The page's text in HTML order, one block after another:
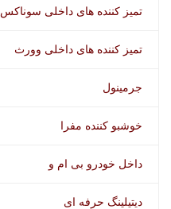
تمیز کننده های داخلی سوناکس
تمیز کننده های داخلی وورث
جرمینول
خوشبو کننده مفرا
داخل خودرو بی ام و
دیتیلینگ حرفه ای